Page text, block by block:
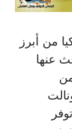
من أبرز
عنها